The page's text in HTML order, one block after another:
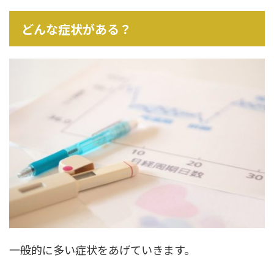
どんな症状がある？
一般的に多い症状をあげていきます。